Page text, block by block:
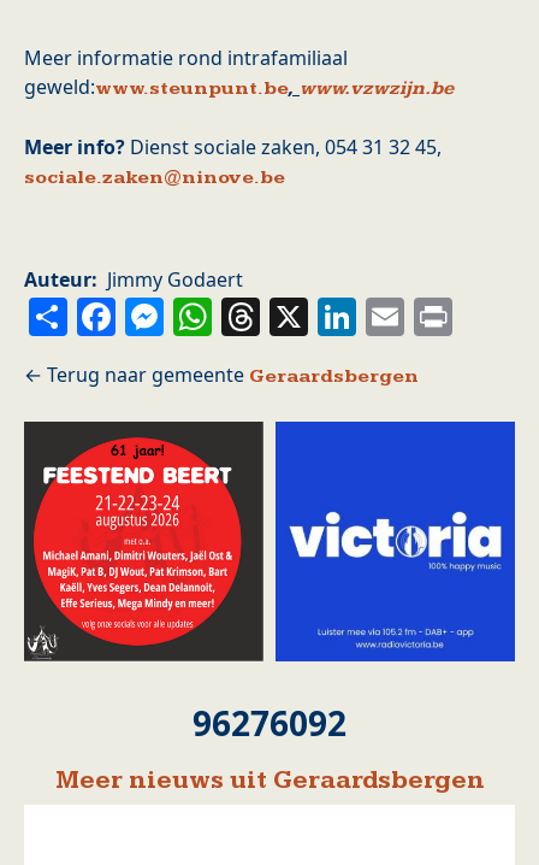
Meer informatie rond intrafamiliaal
geweld:www.steunpunt.be, www.vzwzijn.be
Meer info? Dienst sociale zaken, 054 31 32 45,
sociale.zaken@ninove.be
Auteur Jimmy Godaert
ShareFacebook
Messenger
WhatsApp
Threads
X LinkedIn
Email
Geraardsbergen
96276092
Meer nieuws uit Geraardsbergen